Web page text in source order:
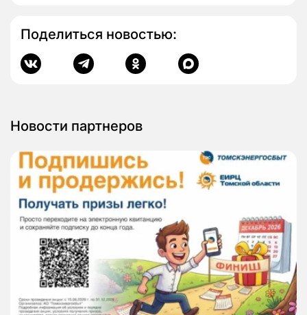
Поделиться новостью:
Новости партнеров